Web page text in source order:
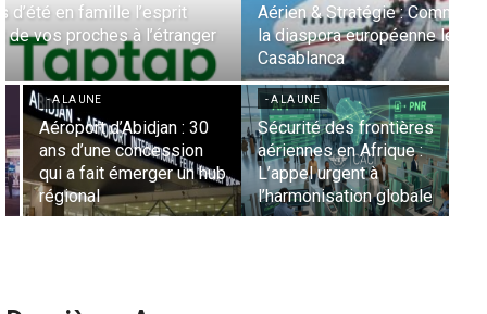
Aérien & Stratégie : Comment Royal Air Maroc fait de
la diaspora européenne le moteur de son hub de
Casablanca
- A LA UNE
Sécurité des frontières
aériennes en Afrique :
L’appel urgent à
l’harmonisation globale
- A LA UNE
Nominations : Sadri
Essid à la tête de la
Représentation d’Air
France en Tunisie et
Lionel Rault aux
commandes de la région
ANSCO